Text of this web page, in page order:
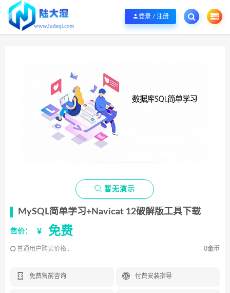
欢迎您光临陆大湿，本站秉承服务宗旨 履行“站长”责任，销售只是起点 服务永无
登录 / 注册
 暂无演示
MySQL简单学习+Navicat 12破解版工具下载
售价： ¥ 免费
普通用户购买价格 : 0金币
 免费售前咨询  付费安装指导